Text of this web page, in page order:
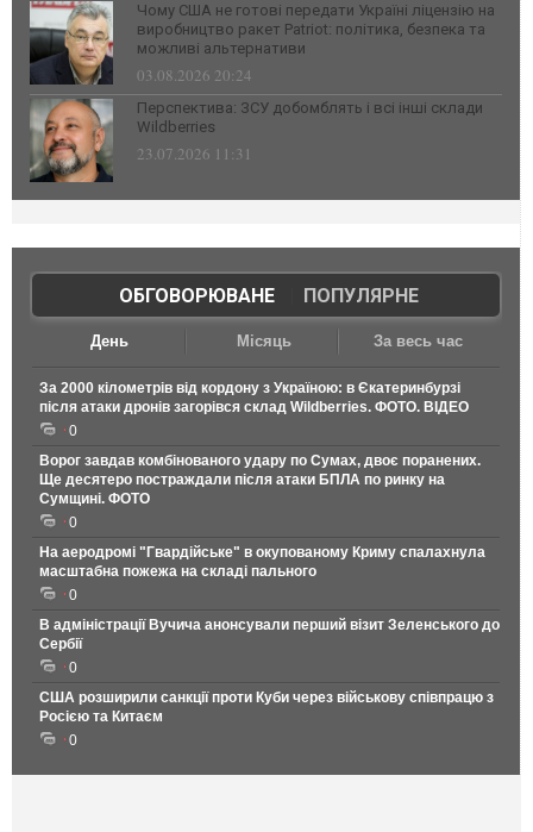
Чому США не готові передати Україні ліцензію на
виробництво ракет Patriot: політика, безпека та
можливі альтернативи
03.08.2026 20:24
Перспектива: ЗСУ добомблять і всі інші склади
Wildberries
23.07.2026 11:31
ОБГОВОРЮВАНЕ| ПОПУЛЯРНЕ
День Місяць За весь час
За 2000 кілометрів від кордону з Україною: в Єкатеринбурзі
після атаки дронів загорівся склад Wildberries. ФОТО. ВІДЕО
0
Ворог завдав комбінованого удару по Сумах, двоє поранених.
Ще десятеро постраждали після атаки БПЛА по ринку на
Сумщині. ФОТО
0
На аеродромі "Гвардійське" в окупованому Криму спалахнула
масштабна пожежа на складі пального
0
В адміністрації Вучича анонсували перший візит Зеленського до
Сербії
0
США розширили санкції проти Куби через військову співпрацю з
Росією та Китаєм
0